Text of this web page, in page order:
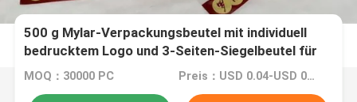
500 g Mylar-Verpackungsbeutel mit individuell
bedrucktem Logo und 3-Seiten-Siegelbeutel für
Snacks, Kekse
MOQ：30000 PC Preis：USD 0.04-USD 0.15